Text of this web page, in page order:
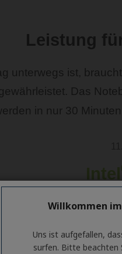
Willkommen
Uns ist aufgefallen,
surfen. Bitte beachten